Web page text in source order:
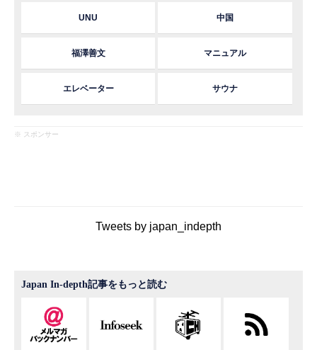
UNU 中国
福澤善文 マニュアル
エレベーター サウナ
※ スポンサー
Tweets by japan_indepth
Japan In-depth記事をもっと読む